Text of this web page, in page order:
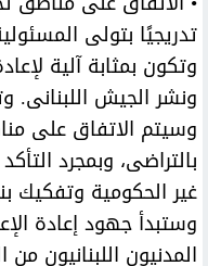
تدريجيًا بتولى
وتكون بمثابة آلية
ونشر الجيش
وسيتم الاتفاق على
بالتراضى، وبمجرد
غير الحكومية وتفكيك
وستبدأ جهود إعادة
المدنيون اللبنانيون